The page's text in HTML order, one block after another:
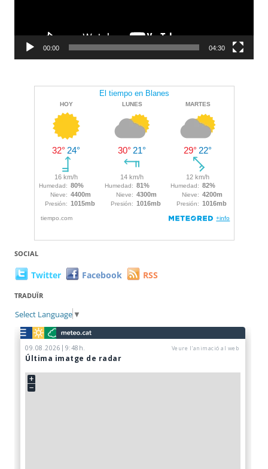
00:00 04:30
SOCIAL
Twitter Facebook RSS
TRADUÏR
Select Language ▼